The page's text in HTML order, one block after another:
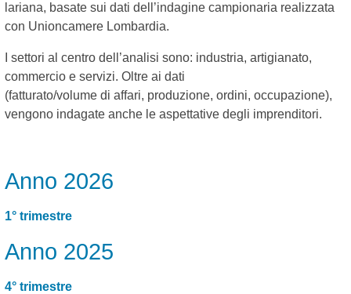
lariana, basate sui dati dell’indagine campionaria realizzata
con Unioncamere Lombardia.
I settori al centro dell’analisi sono: industria, artigianato,
commercio e servizi. Oltre ai dati
(fatturato/volume di affari, produzione, ordini, occupazione),
vengono indagate anche le aspettative degli imprenditori.
Anno 2026
1° trimestre
Anno 2025
4° trimestre